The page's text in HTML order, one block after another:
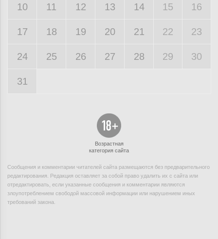
10 11 12 13 14 15 16
17 18 19 20 21 22 23
24 25 26 27 28 29 30
31
Возрастная
категория сайта
Сообщения и комментарии читателей сайта размещаются без предварительного
редактирования. Редакция оставляет за собой право удалить их с сайта или
отредактировать, если указанные сообщения и комментарии являются
злоупотреблением свободой массовой информации или нарушением иных
требований закона.